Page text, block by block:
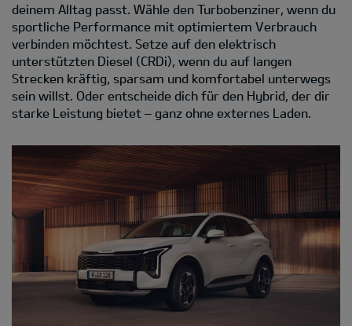
deinem Alltag passt. Wähle den Turbobenziner, wenn du
sportliche Performance mit optimiertem Verbrauch
verbinden möchtest. Setze auf den elektrisch
unterstützten Diesel (CRDi), wenn du auf langen
Strecken kräftig, sparsam und komfortabel unterwegs
sein willst. Oder entscheide dich für den Hybrid, der dir
starke Leistung bietet – ganz ohne externes Laden.